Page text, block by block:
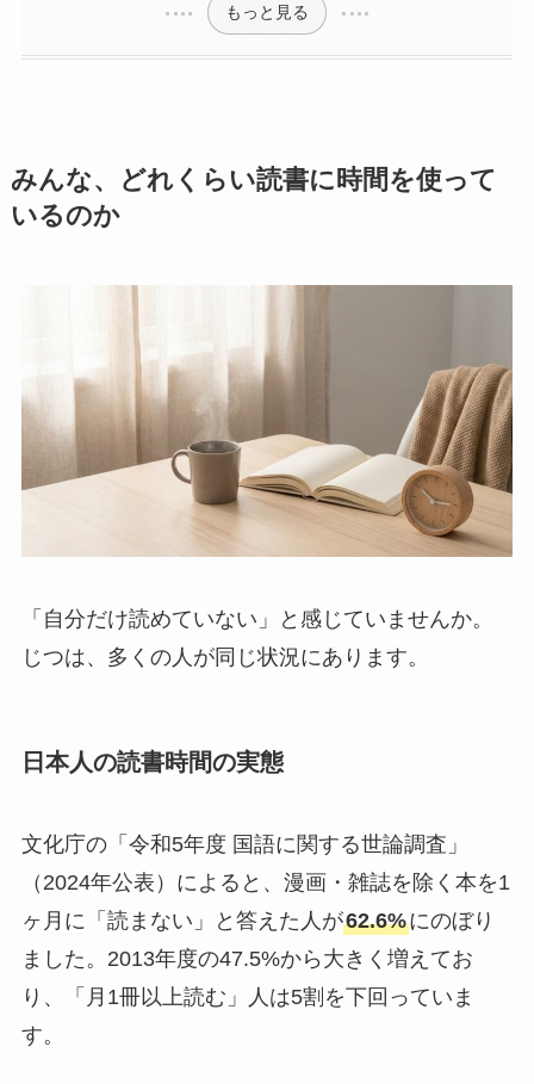
もっと見る
みんな、どれくらい読書に時間を使って
いるのか
「自分だけ読めていない」と感じていませんか。
じつは、多くの人が同じ状況にあります。
日本人の読書時間の実態
文化庁の「令和5年度 国語に関する世論調査」
（2024年公表）によると、漫画・雑誌を除く本を1
ヶ月に「読まない」と答えた人が62.6%にのぼり
ました。2013年度の47.5%から大きく増えてお
り、「月1冊以上読む」人は5割を下回っていま
す。